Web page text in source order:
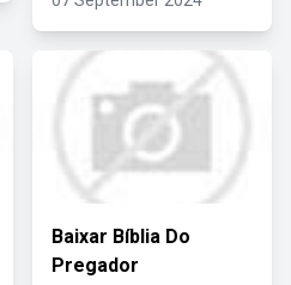
Baixar Bíblia Do
Pregador